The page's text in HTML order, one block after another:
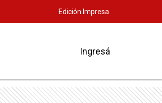
Edición Impresa
Ingresá